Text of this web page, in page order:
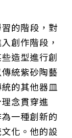
的階段，對
創作階段，
造型進行創
統紫砂陶藝
的其他器皿
念貫穿進
一種創新的
化。他的設